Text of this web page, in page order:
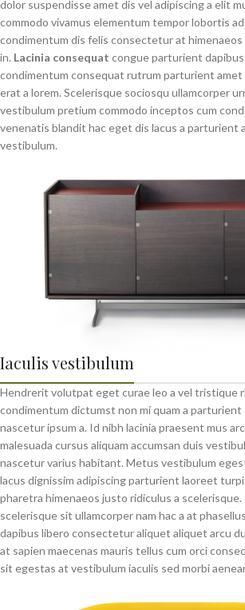
dolor suspendisse amet dis vel adipiscing a elit
commodo vivamus elementum tempor lobortis
condimentum dis felis consectetur at
in. Lacinia consequat congue parturient dapibus
condimentum consequat rutrum parturient amet
erat a lorem. Scelerisque sociosqu ullamcorper
vestibulum pretium commodo inceptos cum
venenatis blandit hac eget dis lacus a parturient
vestibulum.
Iaculis vestibulum
Hendrerit volutpat eget curae leo a vel tristique
condimentum dictumst non mi quam a parturient
nascetur ipsum a. Id nibh lacinia praesent mus
malesuada cursus aliquam accumsan duis
nascetur varius habitant. Metus vestibulum
lacus dignissim adipiscing parturient laoreet
pharetra himenaeos justo ridiculus a
scelerisque sit ullamcorper nam hac a at
dapibus libero consectetur aliquet aliquet arcu
at sapien maecenas mauris tellus cum orci
sit egestas at vestibulum iaculis sed morbi